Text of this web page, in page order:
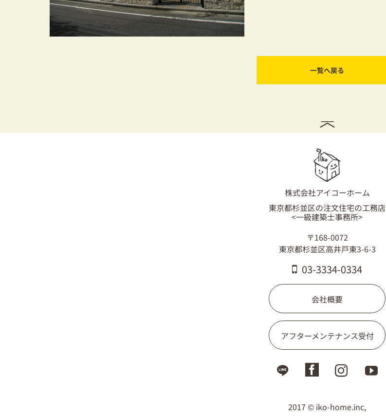
一覧へ戻る
株式会社アイコーホーム
東京都杉並区の注文住宅の工務店
<一級建築士事務所>
〒168-0072
東京都杉並区高井戸東3-6-3
03-3334-0334
会社概要
アフターメンテナンス受付
2017 © iko-home.inc,